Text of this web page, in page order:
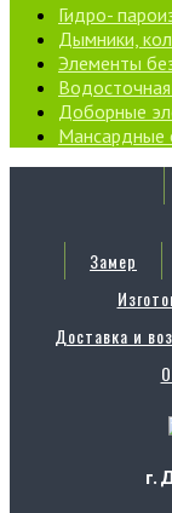
Гидро-
Дымники,
Элементы
Доборные
Мансардные
Замер
Доставка и
г.